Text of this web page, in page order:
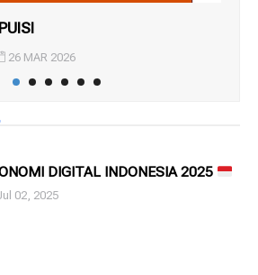
26 MAR 2026
DIGITAL INDONESIA 2025
02, 2025